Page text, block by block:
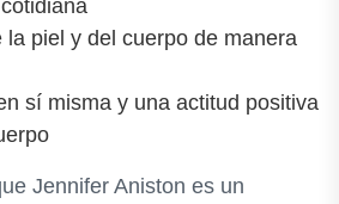
la piel y del cuerpo de manera
sí misma y una actitud positiva
Jennifer Aniston es un